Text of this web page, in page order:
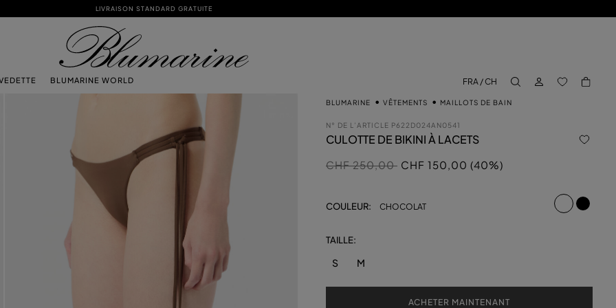
LIVRAISON STANDARD GRATUITE
BLUMARINE WORLD
FRA / CH
CONNECTEZ-
BACK TO
BLUMARINE VÊTEMENTS MAILLOTS DE BAIN
N° DE L’ARTICLE P622D024AN0541
CULOTTE DE BIKINI À LACETS
Prix réduit de
CHF 250,00àCHF 150,00 (40%)
COULEUR: CHOCOLAT
sélectionné
TAILLE:
S M
ACHETER MAINTENANT